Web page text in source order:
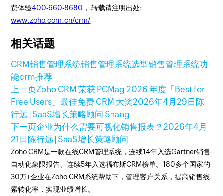
费体验400-660-8680 ， 转载请注明出处:
www.zoho.com.cn/crm/
相关话题
CRM销售管理系统销售管理系统选型销售管理系统功
能crm推荐
上一页Zoho CRM 荣获 PCMag 2026 年度「Best for
Free Users」最佳免费 CRM 大奖2026年4月29日 陈
行远 | SaaS增长策略顾问 Shang
下一页企业为什么需要可视化销售报表？2026年4月
21日 陈行远 | SaaS增长策略顾问
Zoho CRM是一款在线CRM管理系统，连续14年入选Gartner销售
自动化象限报告、连续5年入选福布斯CRM榜单。180多个国家的
30万+企业在Zoho CRM系统帮助下，管理客户关系，提高销售线
索转化率，实现业绩增长。